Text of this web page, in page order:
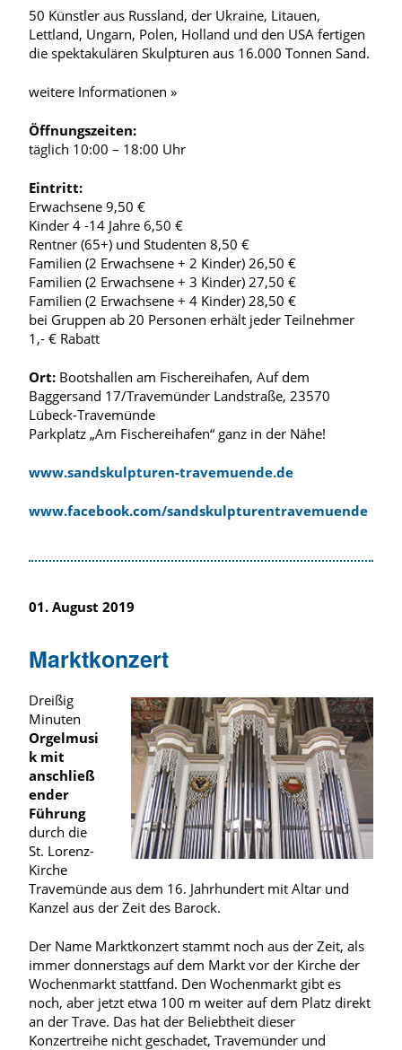
50 Künstler aus Russland, der Ukraine, Litauen,
Lettland, Ungarn, Polen, Holland und den USA fertigen
die spektakulären Skulpturen aus 16.000 Tonnen Sand.
weitere Informationen »
Öffnungszeiten:
täglich 10:00 – 18:00 Uhr
Eintritt:
Erwachsene 9,50 €
Kinder 4 -14 Jahre 6,50 €
Rentner (65+) und Studenten 8,50 €
Familien (2 Erwachsene + 2 Kinder) 26,50 €
Familien (2 Erwachsene + 3 Kinder) 27,50 €
Familien (2 Erwachsene + 4 Kinder) 28,50 €
bei Gruppen ab 20 Personen erhält jeder Teilnehmer
1,- € Rabatt
Ort: Bootshallen am Fischereihafen, Auf dem
Baggersand 17/Travemünder Landstraße, 23570
Lübeck-Travemünde
Parkplatz „Am Fischereihafen“ ganz in der Nähe!
www.sandskulpturen-travemuende.de
www.facebook.com/sandskulpturentravemuende
01. August 2019
Marktkonzert
Dreißig
Minuten
Orgelmusi
k mit
anschließ
ender
Führung
durch die
St. Lorenz-
Kirche
Travemünde aus dem 16. Jahrhundert mit Altar und
Kanzel aus der Zeit des Barock.
Der Name Marktkonzert stammt noch aus der Zeit, als
immer donnerstags auf dem Markt vor der Kirche der
Wochenmarkt stattfand. Den Wochenmarkt gibt es
noch, aber jetzt etwa 100 m weiter auf dem Platz direkt
an der Trave. Das hat der Beliebtheit dieser
Konzertreihe nicht geschadet, Travemünder und